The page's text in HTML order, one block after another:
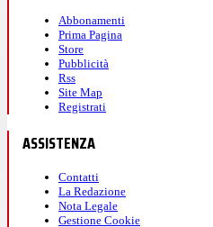
Abbonamenti
Prima Pagina
Store
Pubblicità
Rss
Site Map
Registrati
ASSISTENZA
Contatti
La Redazione
Nota Legale
Gestione Cookie